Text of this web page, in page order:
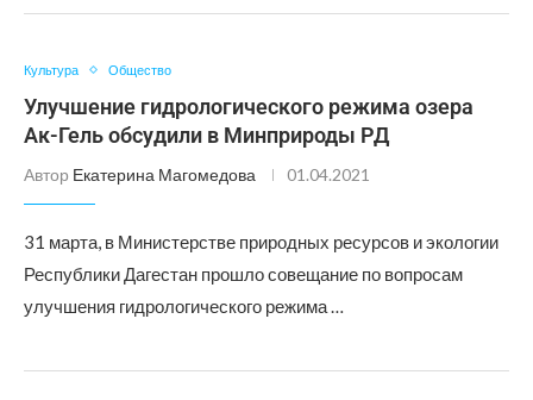
Культура Общество
Улучшение гидрологического режима озера
Ак-Гель обсудили в Минприроды РД
Автор Екатерина Магомедова 01.04.2021
31 марта, в Министерстве природных ресурсов и экологии
Республики Дагестан прошло совещание по вопросам
улучшения гидрологического режима …